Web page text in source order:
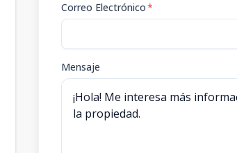
Correo Electrónico*
Mensaje